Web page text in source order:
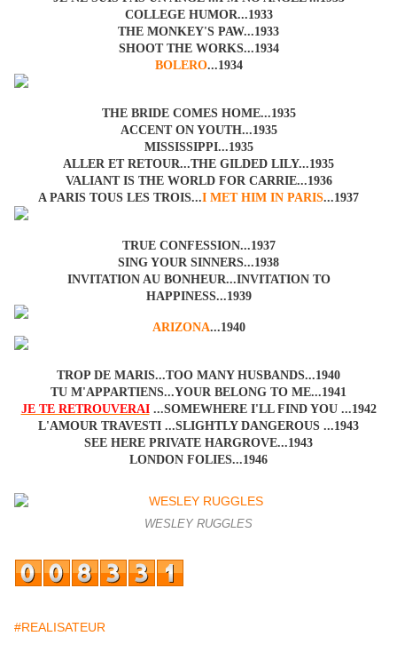
COLLEGE HUMOR...1933
THE MONKEY'S PAW...1933
SHOOT THE WORKS...1934
BOLERO...1934
THE BRIDE COMES HOME...1935
ACCENT ON YOUTH...1935
MISSISSIPPI...1935
ALLER ET RETOUR...THE GILDED LILY...1935
VALIANT IS THE WORLD FOR CARRIE...1936
A PARIS TOUS LES TROIS...I MET HIM IN PARIS...1937
TRUE CONFESSION...1937
SING YOUR SINNERS...1938
INVITATION AU BONHEUR...INVITATION TO
HAPPINESS...1939
ARIZONA...1940
TROP DE MARIS...TOO MANY HUSBANDS...1940
TU M'APPARTIENS...YOUR BELONG TO ME...1941
JE TE RETROUVERAI...SOMEWHERE I'LL FIND YOU ...1942
L'AMOUR TRAVESTI ...SLIGHTLY DANGEROUS ...1943
SEE HERE PRIVATE HARGROVE...1943
LONDON FOLIES...1946
WESLEY RUGGLES
#REALISATEUR